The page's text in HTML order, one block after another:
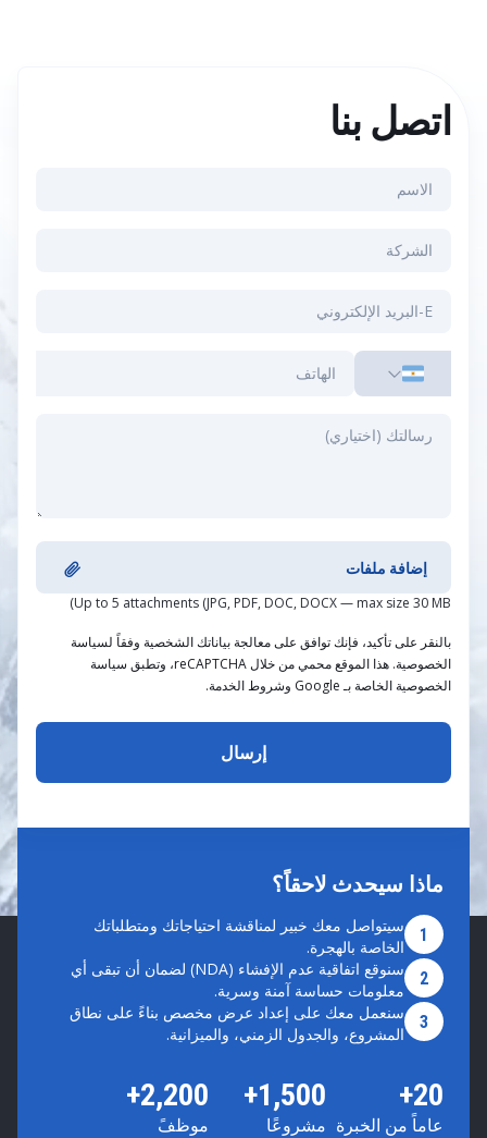
ماذا سيحدث لاحقاً؟
1
سيتواصل معك خبير لمناقشة احتياجاتك ومتطلباتك
الخاصة بالهجرة.
2
سنوقع اتفاقية عدم الإفشاء (NDA) لضمان أن تبقى أي
معلومات حساسة آمنة وسرية.
3
سنعمل معك على إعداد عرض مخصص بناءً على نطاق
المشروع، والجدول الزمني، والميزانية.
20+
عاماً من الخبرة
1,500+
مشروعًا
2,200+
موظفً
اتصل بنا
إضافة ملفات
Up to 5 attachments (JPG, PDF, DOC, DOCX — max size 30 MB)
بالنقر على تأكيد، فإنك توافق على معالجة بياناتك الشخصية وفقاً لسياسة
الخصوصية. هذا الموقع محمي من خلال reCAPTCHA، وتطبق سياسة
الخصوصية الخاصة بـ Google وشروط الخدمة.